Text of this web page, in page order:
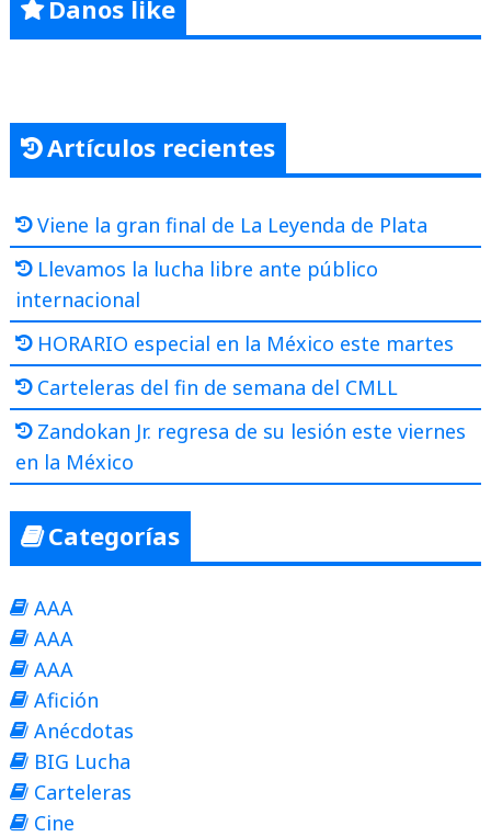
Danos like
Artículos recientes
Viene la gran final de La Leyenda de Plata
Llevamos la lucha libre ante público
internacional
HORARIO especial en la México este martes
Carteleras del fin de semana del CMLL
Zandokan Jr. regresa de su lesión este viernes
en la México
Categorías
AAA
AAA
AAA
Afición
Anécdotas
BIG Lucha
Carteleras
Cine